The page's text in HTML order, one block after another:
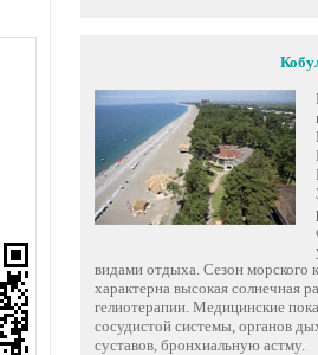
видами отдыха. Сезон морского
характерна высокая солнечная
гелиотерапии. Медицинские
сосудистой системы, органов
суставов, бронхиальную астму.